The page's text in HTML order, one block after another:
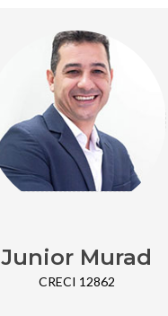
Junior Murad
CRECI 12862